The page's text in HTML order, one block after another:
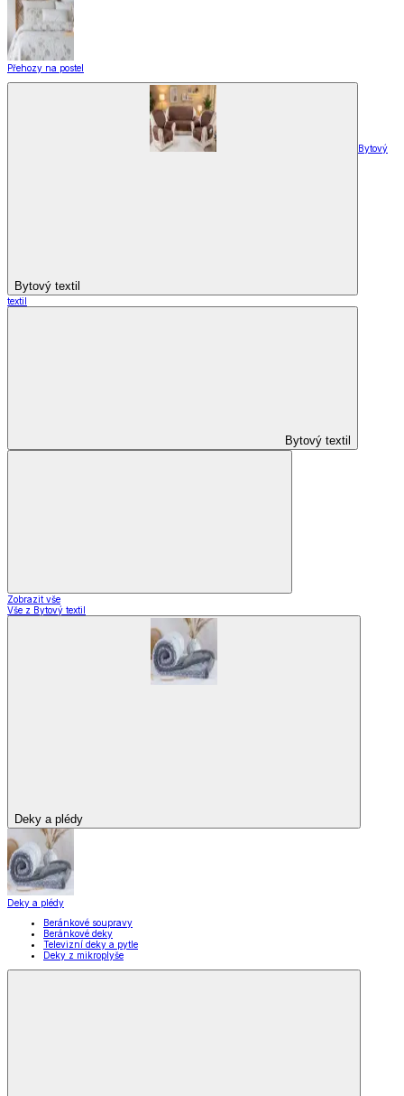
Přehozy na postel
Bytový textil
Bytový
textil
Bytový textil
Zobrazit vše
Vše z Bytový textil
Deky a plédy
Deky a plédy
Beránkové soupravy
Beránkové deky
Televizní deky a pytle
Deky z mikroplyše